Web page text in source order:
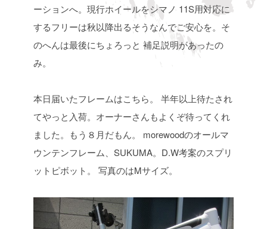
ーションへ。現行ホイールをシマノ 11S用対応に
するフリーは秋以降出るそうなんでご安心を。そ
のへんは最後にちょろっと 補足説明があったの
み。
本日届いたフレームはこちら。
半年以上待たされ
てやっと入荷。オーナーさんもよくぞ待ってくれ
ました。もう８月だもん。
morewoodのオールマ
ウンテンフレーム、SUKUMA。D.W考案のスプリ
ットピボット。
写真のはMサイズ。